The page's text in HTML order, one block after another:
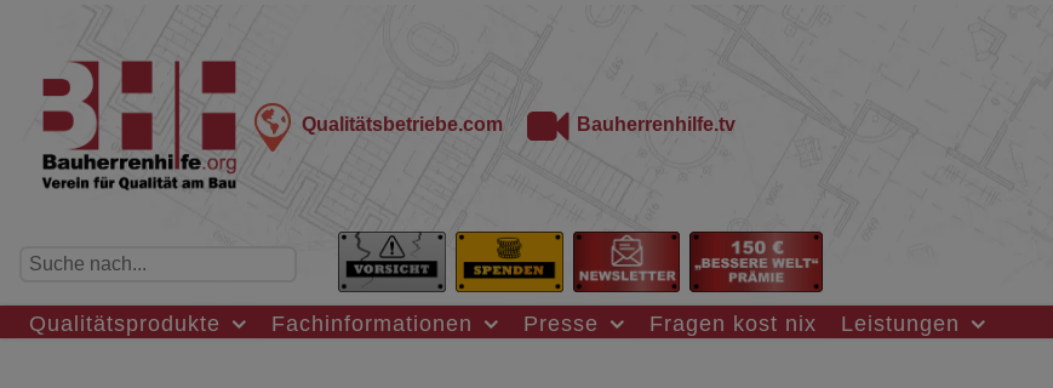
Qualitätsbetriebe.com Bauherrenhilfe.tv
Qualitätsprodukte Fachinformationen Presse Fragen kost nix Leistungen